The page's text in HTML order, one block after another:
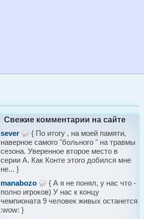
Свежие комментарии на сайте
sever
{ По итогу , на моей памяти,
наверное самого "больного " на травмы
сезона. Уверенное второе место в
серии А. Как Конте этого добился мне
не... }
manabozo
{ А я не понял, у нас что -
полно игроков) У нас к концу
чемпионата 9 человек живых останется
:wow: }